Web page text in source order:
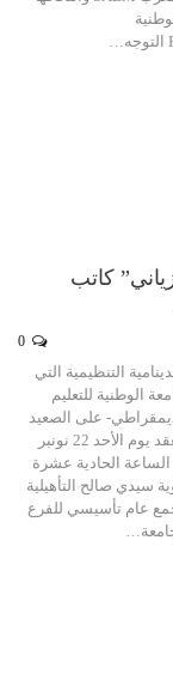
كاتب
التنظيمية التي
الوطنية للتعليم
على الصعيد
الوطني انعقد يوم الأحد 22 نونبر
الساعة الحادية عشرة
سيدي صالح التأهيلية
عام تأسيسي للفرع